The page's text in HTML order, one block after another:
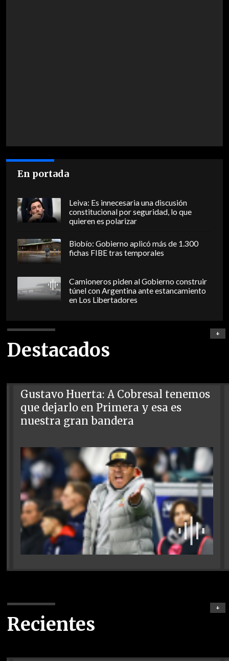
En portada
Leiva: Es innecesaria una discusión
constitucional por seguridad, lo que
quieren es polarizar
Biobío: Gobierno aplicó más de 1.300
fichas FIBE tras temporales
Camioneros piden al Gobierno construir
túnel con Argentina ante estancamiento
en Los Libertadores
Destacados
+
Gustavo Huerta: A Cobresal tenemos
que dejarlo en Primera y esa es
nuestra gran bandera
Recientes
+